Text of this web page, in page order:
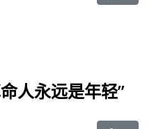
人永远是年轻”